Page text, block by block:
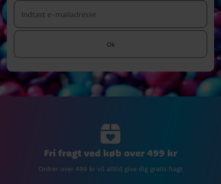
Ok
Fri fragt ved køb over 499 kr
Ordrer over 499 kr vil alltid give dig gratis fragt